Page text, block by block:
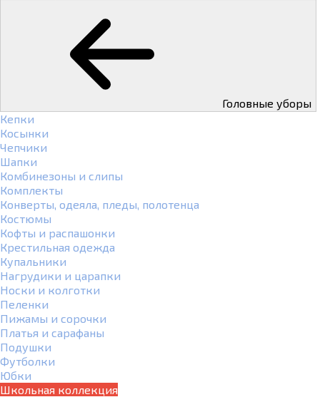
Головные уборы
Кепки
Косынки
Чепчики
Шапки
Комбинезоны и слипы
Комплекты
Конверты, одеяла, пледы, полотенца
Костюмы
Кофты и распашонки
Крестильная одежда
Купальники
Нагрудики и царапки
Носки и колготки
Пеленки
Пижамы и сорочки
Платья и сарафаны
Подушки
Футболки
Юбки
Школьная коллекция